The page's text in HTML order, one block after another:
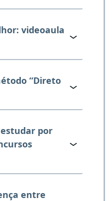
videoaula
“Direto
por
entre